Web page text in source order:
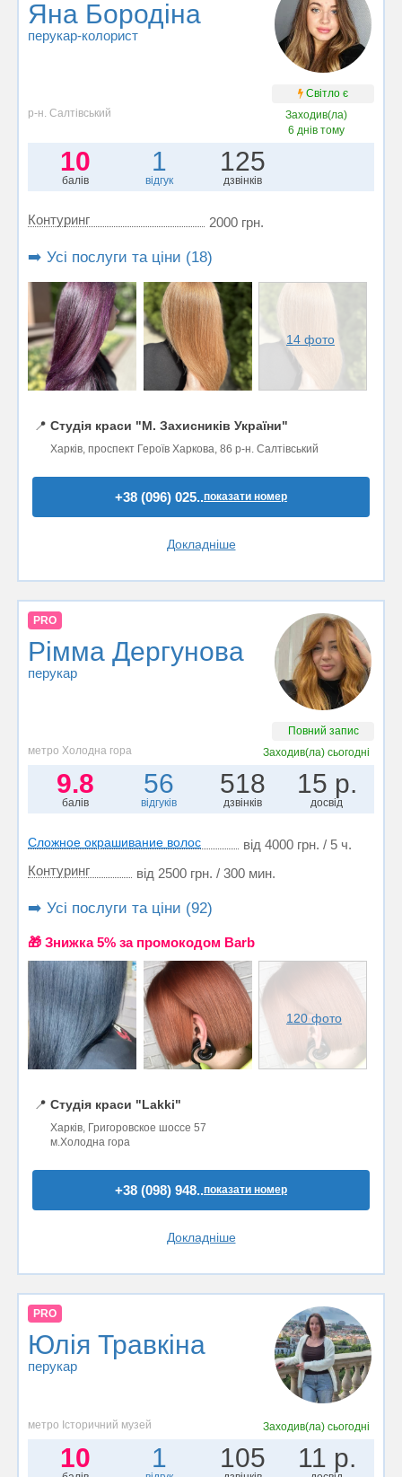
Яна Бородіна
перукар-колорист
Світло є
р-н. Салтівський
Заходив(ла)
6 днів тому
10
балів
1
відгук
125
дзвінків
Контуринг 2000 грн.
➡️ Усі послуги та ціни (18)
14 фото
📍 Студія краси "М. Захисників України"
Харків, проспект Героїв Харкова, 86 р-н. Салтівський
+38 (096) 025..показати номер
Докладніше
PRO
Рімма Дергунова
перукар
Повний запис
метро Холодна гора
Заходив(ла)сьогодні
9.8
балів
56
відгуків
518
дзвінків
15 р.
досвід
Сложное окрашивание волос
від 4000 грн. / 5 ч.
Контуринг
від 2500 грн. / 300 мин.
➡️ Усі послуги та ціни (92)
🎁 Знижка 5% за промокодом Barb
120 фото
📍 Студія краси "Lakki"
Харків, Григоровское шоссе 57
м.Холодна гора
+38 (098) 948..показати номер
Докладніше
PRO
Юлія Травкіна
перукар
метро Історичний музей Заходив(ла)сьогодні
10 1 105 11 р.